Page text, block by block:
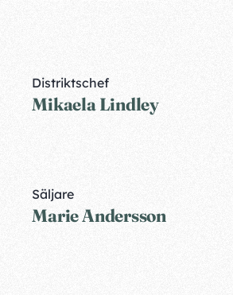
Distriktschef
Mikaela Lindley
Säljare
Marie Andersson